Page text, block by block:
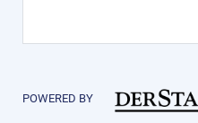
POWERED BY